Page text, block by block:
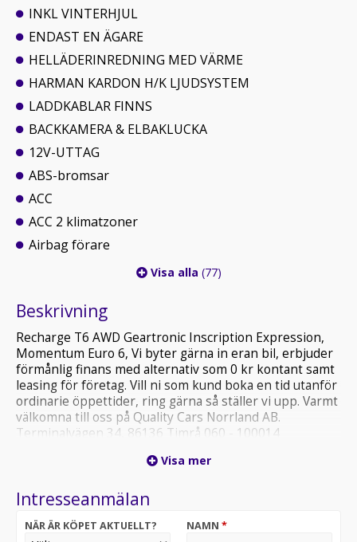
INKL VINTERHJUL
ENDAST EN ÄGARE
HELLÄDERINREDNING MED VÄRME
HARMAN KARDON H/K LJUDSYSTEM
LADDKABLAR FINNS
BACKKAMERA & ELBAKLUCKA
12V-UTTAG
ABS-bromsar
ACC
ACC 2 klimatzoner
Airbag förare
Visa alla (77)
Beskrivning
Recharge T6 AWD Geartronic Inscription Expression,
Momentum Euro 6, Vi byter gärna in eran bil, erbjuder
förmånlig finans med alternativ som 0 kr kontant samt
leasing för företag. Vill ni som kund boka en tid utanför
ordinarie öppettider, ring gärna så ställer vi upp. Varmt
välkomna till oss på Quality Cars Norrland AB.
Terminalvägen 34, 86136 Timrå 060 - 100014
Visa mer
Intresseanmälan
NÄR ÄR KÖPET AKTUELLT? NAMN *